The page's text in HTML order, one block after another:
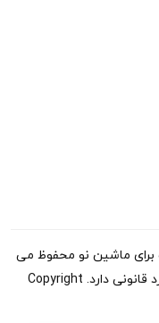
ماشین نو محفوظ می
باشد ، هر گونه کپی برداری از سایت پیگرد قانونی دارد. Copyright